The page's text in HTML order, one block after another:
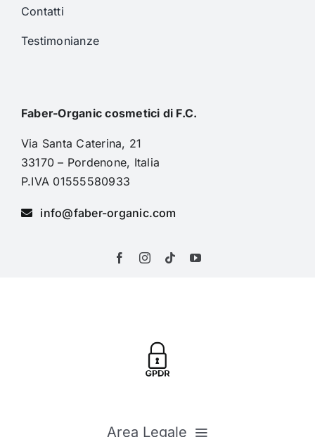
Contatti
Testimonianze
Faber-Organic cosmetici di F.C.
Via Santa Caterina, 21
33170 – Pordenone, Italia
P.IVA 01555580933
info@faber-organic.com
Area Legale